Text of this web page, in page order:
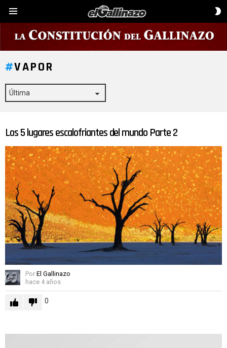
VAPOR
ÚLTIMAS
HISTORIAS
Los 5 lugares escalofriantes del mundo Parte 2
Por El Gallinazo
hace 4 años
0